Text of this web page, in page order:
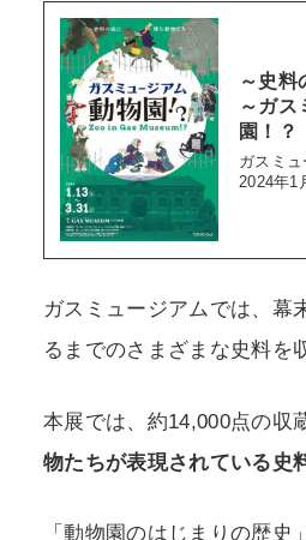
～史料
～ガス
園！？
ガスミ
2024年1
ガスミュージアムでは、幕
るまでのさまざまな史料を
本展では、約14,000点の収
物たちが表現されている史
「動物園のはじまりの歴史